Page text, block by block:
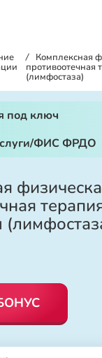
/ Комплексная
(лимфостаза)
под ключ
ФИС ФРДО